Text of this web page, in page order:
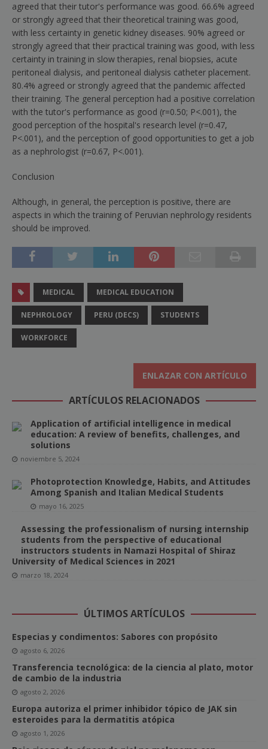
agreed that their tutor's performance was good. 66.6% agreed
or strongly agreed that their theoretical training was good,
with less certainty in genetic kidney diseases. 90% agreed or
strongly agreed that their practical training was good, with less
certainty in training in slow therapies, renal biopsies, acute
peritoneal dialysis, and peritoneal dialysis catheter placement.
80.4% agreed or strongly agreed that the pandemic affected
their training. The general perception had a positive correlation
with the tutor's performance as good (r=0.50; P<.001), the
good perception of the hospital's research level (r=0.47,
P<.001), and the perception of good opportunities to get a job
as a nephrologist (r=0.67, P<.001).
Conclusion
Although, in general, the perception is positive, there are
aspects in which the training of Peruvian nephrology residents
should be improved.
MEDICAL MEDICAL EDUCATION
NEPHROLOGY PERU (DECS) STUDENTS
WORKFORCE
ENLAZAR CON ARTÍCULO
ARTÍCULOS RELACIONADOS
Application of artificial intelligence in medical
education: A review of benefits, challenges, and
solutions
noviembre 5, 2024
Photoprotection Knowledge, Habits, and Attitudes
Among Spanish and Italian Medical Students
mayo 16, 2025
Assessing the professionalism of nursing internship
students from the perspective of educational
instructors students in Namazi Hospital of Shiraz
University of Medical Sciences in 2021
marzo 18, 2024
ÚLTIMOS ARTÍCULOS
Especias y condimentos: Sabores con propósito
agosto 6, 2026
Transferencia tecnológica: de la ciencia al plato, motor
de cambio de la industria
agosto 2, 2026
Europa autoriza el primer inhibidor tópico de JAK sin
esteroides para la dermatitis atópica
agosto 1, 2026